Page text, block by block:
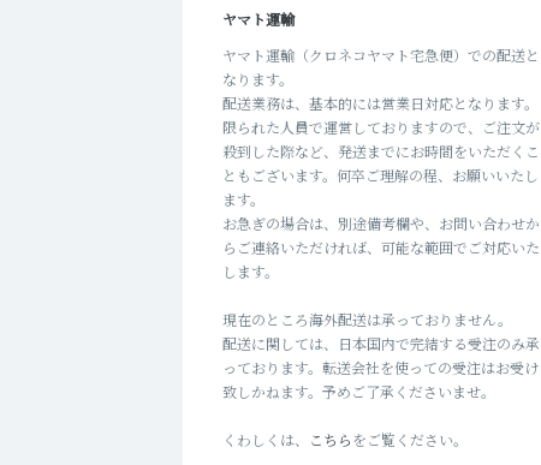
ヤマト運輸
ヤマト運輸（クロネコヤマト宅急便）での配送と
なります。
配送業務は、基本的には営業日対応となります。
限られた人員で運営しておりますので、ご注文が
殺到した際など、発送までにお時間をいただくこ
ともございます。何卒ご理解の程、お願いいたし
ます。
お急ぎの場合は、別途備考欄や、お問い合わせか
らご連絡いただければ、可能な範囲でご対応いた
します。
現在のところ海外配送は承っておりません。
配送に関しては、日本国内で完結する受注のみ承
っております。転送会社を使っての受注はお受け
致しかねます。予めご了承くださいませ。
くわしくは、 こちらをご覧ください。